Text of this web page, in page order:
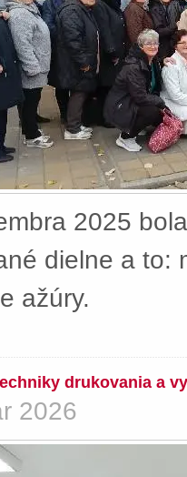
2025
dielne a to:
ažúry.
drukovania a
2026